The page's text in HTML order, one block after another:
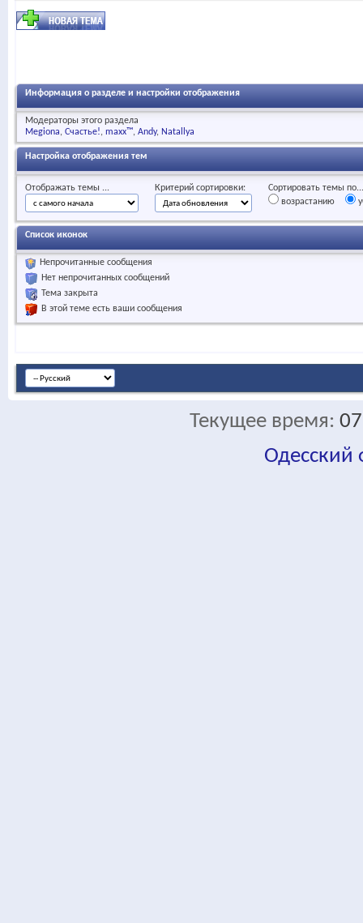
Информация о разделе и настройки отображения
Модераторы этого раздела
Megiona Счастье! maxx™ Andy Natallya
Настройка отображения тем
Отображать темы ... Критерий сортировки:
Сортировать темы по...
возрастанию
Список иконок
Непрочитанные сообщения
Нет непрочитанных сообщений
Тема закрыта
В этой теме есть ваши сообщения
Текущее время:
Одесский